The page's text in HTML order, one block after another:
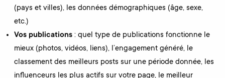
(pays et villes), les données démographiques (âge, sexe,
etc.)
Vos publications: quel type de publications fonctionne le
mieux (photos, vidéos, liens), l’engagement généré, le
classement des meilleurs posts sur une période donnée, les
influenceurs les plus actifs sur votre page, le meilleur